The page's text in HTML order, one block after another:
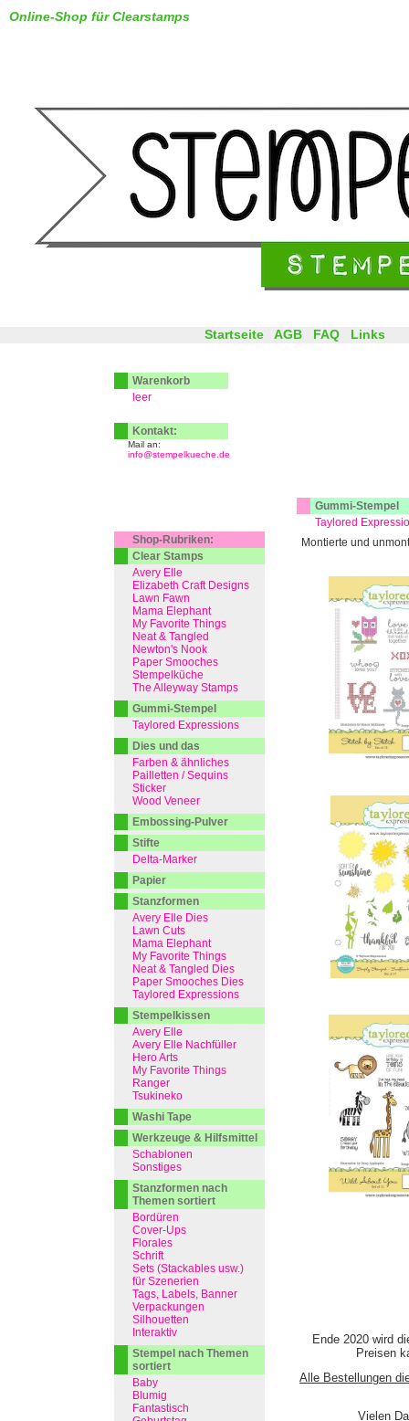
Online-Shop für Clearstamps
Gummi-Stempel
Taylored
Montierte und
Ende 2020 wird
Preisen
Alle Bestellungen
Vielen
Startseite AGB FAQ Links
Warenkorb
leer
Kontakt:
Mail an:
info@stempelkueche.de
Shop-Rubriken:
Clear Stamps
Avery Elle
Elizabeth Craft Designs
Lawn Fawn
Mama Elephant
My Favorite Things
Neat & Tangled
Newton's Nook
Paper Smooches
Stempelküche
The Alleyway Stamps
Gummi-Stempel
Taylored Expressions
Dies und das
Farben & ähnliches
Pailletten / Sequins
Sticker
Wood Veneer
Embossing-Pulver
Stifte
Delta-Marker
Papier
Stanzformen
Avery Elle Dies
Lawn Cuts
Mama Elephant
My Favorite Things
Neat & Tangled Dies
Paper Smooches Dies
Taylored Expressions
Stempelkissen
Avery Elle
Avery Elle Nachfüller
Hero Arts
My Favorite Things
Ranger
Tsukineko
Washi Tape
Werkzeuge & Hilfsmittel
Schablonen
Sonstiges
Stanzformen nach
Themen sortiert
Bordüren
Cover-Ups
Florales
Schrift
Sets (Stackables usw.)
für Szenerien
Tags, Labels, Banner
Verpackungen
Silhouetten
Interaktiv
Stempel nach Themen
sortiert
Baby
Blumig
Fantastisch